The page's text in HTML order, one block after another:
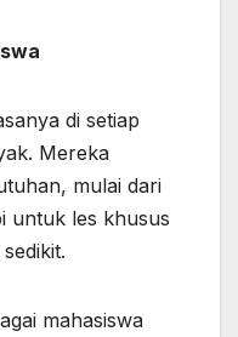
di setiap
Mereka
mulai dari
untuk les khusus
mahasiswa